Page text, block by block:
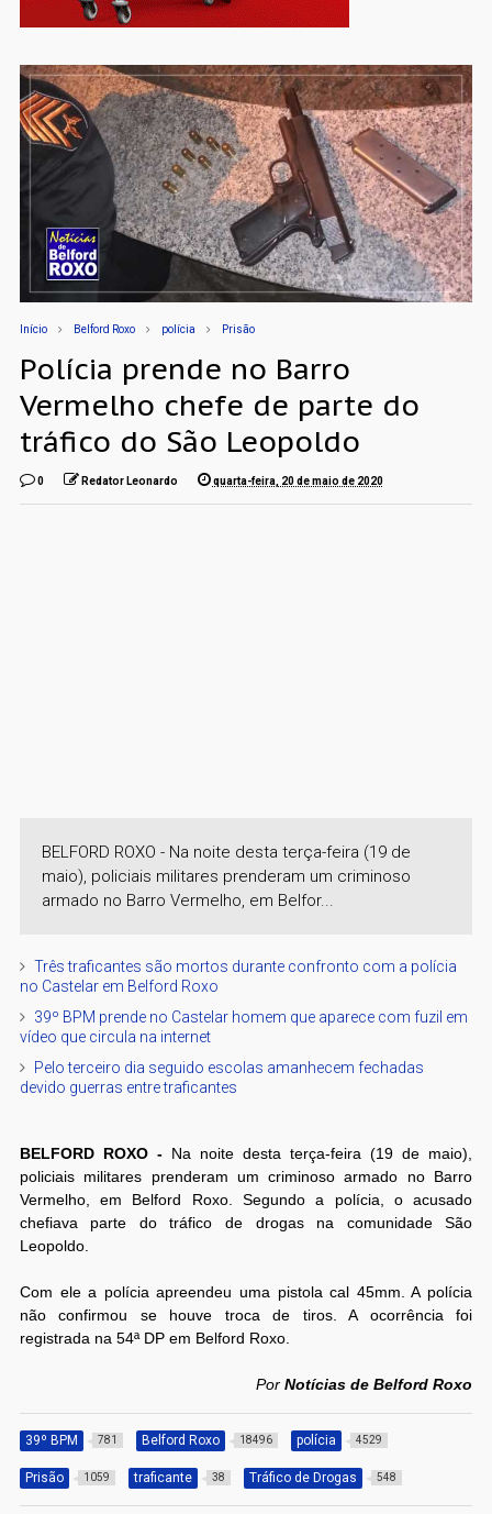
Início Belford Roxo polícia Prisão
Polícia prende no Barro
Vermelho chefe de parte do
tráfico do São Leopoldo
0 Redator Leonardo quarta-feira, 20 de maio de 2020
BELFORD ROXO - Na noite desta terça-feira (19 de
maio), policiais militares prenderam um criminoso
armado no Barro Vermelho, em Belfor...
Três traficantes são mortos durante confronto com a polícia
no Castelar em Belford Roxo
39º BPM prende no Castelar homem que aparece com fuzil em
vídeo que circula na internet
Pelo terceiro dia seguido escolas amanhecem fechadas
devido guerras entre traficantes
BELFORD ROXO -Na noite desta terça-feira (19 de maio),
policiais militares prenderam um criminoso armado no Barro
Vermelho, em Belford Roxo. Segundo a polícia, o acusado
chefiava parte do tráfico de drogas na comunidade São
Leopoldo.
Com ele a polícia apreendeu uma pistola cal 45mm. A polícia
não confirmou se houve troca de tiros. A ocorrência foi
registrada na 54ª DP em Belford Roxo.
PorNotícias de Belford Roxo
39º BPM 781 Belford Roxo 18496 polícia 4529
Prisão 1059 traficante 38 Tráfico de Drogas 548